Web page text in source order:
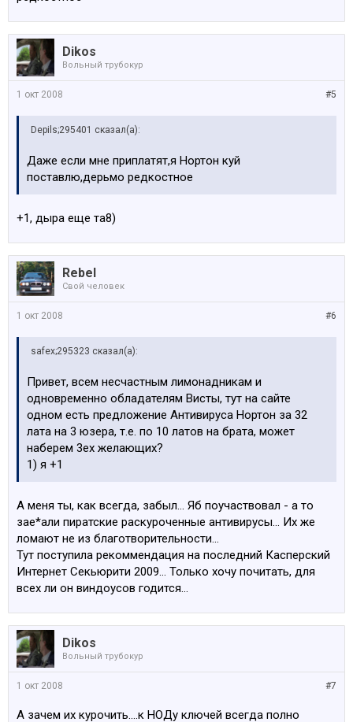
Dikos
Вольный трубокур
#5
1 окт 2008
Depils;295401 сказал(а):
Даже если мне приплатят,я Нортон куй
поставлю,дерьмо редкостное
+1, дыра еще та8)
Rebel
Свой человек
#6
1 окт 2008
safex;295323 сказал(а):
Привет, всем несчастным лимонадникам и
одновременно обладателям Висты, тут на сайте
одном есть предложение Антивируса Нортон за 32
лата на 3 юзера, т.е. по 10 латов на брата, может
наберем 3ех желающих?
1) я +1
А меня ты, как всегда, забыл... Яб поучаствовал - а то
зае*али пиратские раскуроченные антивирусы... Их же
ломают не из благотворительности...
Тут поступила рекоммендация на последний Касперский
Интернет Секьюрити 2009... Только хочу почитать, для
всех ли он виндоусов годится...
Dikos
Вольный трубокур
#7
1 окт 2008
А зачем их курочить....к НОДу ключей всегда полно